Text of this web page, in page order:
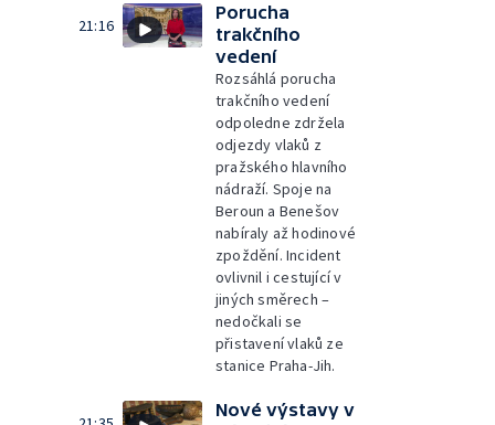
21:16
Porucha
trakčního
vedení
Rozsáhlá porucha
trakčního vedení
odpoledne zdržela
odjezdy vlaků z
pražského hlavního
nádraží. Spoje na
Beroun a Benešov
nabíraly až hodinové
zpoždění. Incident
ovlivnil i cestující v
jiných směrech –
nedočkali se
přistavení vlaků ze
stanice Praha-Jih.
Nové výstavy v